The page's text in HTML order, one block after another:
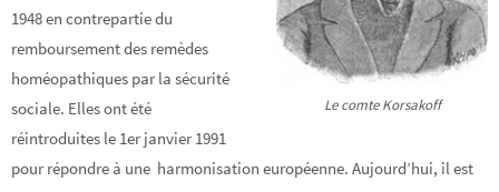
Le comte Korsakoff
1948 en contrepartie du
remboursement des remèdes
homéopathiques par la sécurité
sociale. Elles ont été
réintroduites le 1er janvier 1991
pour répondre à une harmonisation européenne. Aujourd’hui, il est